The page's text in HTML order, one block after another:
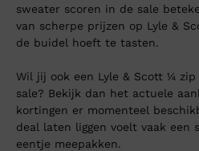
sweater scoren in de sale
van scherpe prijzen op Lyle &
de buidel hoeft te tasten.
Wil jij ook een Lyle & Scott ¼
sale? Bekijk dan het actuele
kortingen er momenteel
deal laten liggen voelt vaak een
eentje meepakken.